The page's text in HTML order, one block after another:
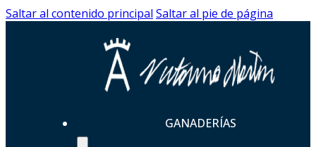
Saltar al contenido principal Saltar al pie de página
GANADERÍAS